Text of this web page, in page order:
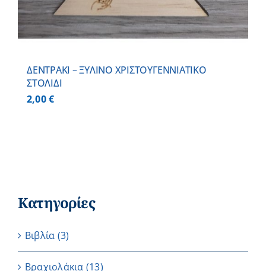
ΔΕΝΤΡΑΚΙ – ΞΥΛΙΝO ΧΡΙΣΤΟΥΓΕΝΝΙΑΤΙΚO
ΣΤΟΛΙΔΙ
2,00€
Κατηγορίες
Βιβλία (3)
Βραχιολάκια (13)